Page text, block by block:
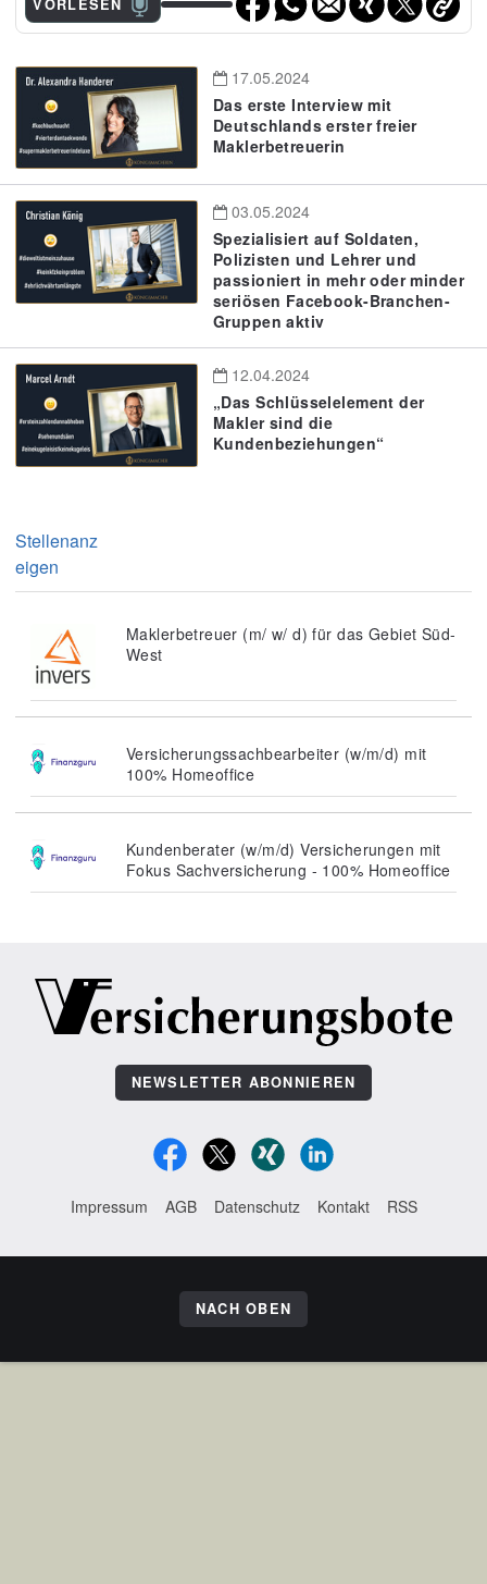
17.05.2024
Das erste Interview mit
Deutschlands erster freier
Maklerbetreuerin
03.05.2024
Spezialisiert auf Soldaten,
Polizisten und Lehrer und
passioniert in mehr oder minder
seriösen Facebook-Branchen-
Gruppen aktiv
12.04.2024
„Das Schlüsselelement der
Makler sind die
Kundenbeziehungen“
Stellenanz
eigen
Maklerbetreuer (m/ w/ d) für das Gebiet Süd-
West
Versicherungssachbearbeiter (w/m/d) mit
100% Homeoffice
Kundenberater (w/m/d) Versicherungen mit
Fokus Sachversicherung - 100% Homeoffice
NEWSLETTER ABONNIEREN
Impressum AGB Datenschutz Kontakt RSS
NACH OBEN